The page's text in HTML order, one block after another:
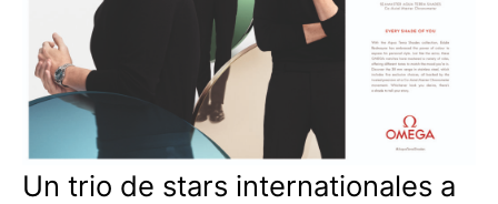
Un trio de stars internationales a